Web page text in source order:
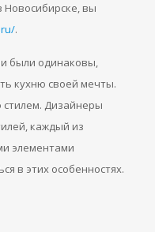
Новосибирске, вы
.
были одинаковы,
кухню своей мечты.
стилем. Дизайнеры
каждый из
элементами
в этих особенностях.